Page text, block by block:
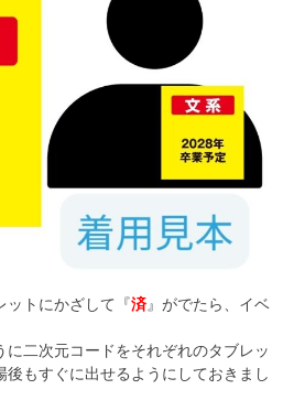
ットにかざして『済』がでたら、イベ
に二次元コードをそれぞれのタブレッ
後もすぐに出せるようにしておきまし